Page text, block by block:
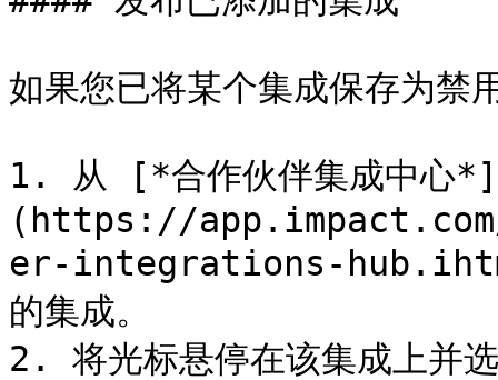
如果您已将某个集成保存为禁
1. 从 [*合作伙伴集成中心*]
(https://
er-integrations-
的集成。
2. 将光标悬停在该集成上